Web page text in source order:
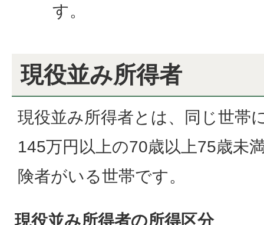
す。
現役並み所得者
現役並み所得者とは、同じ世帯
145万円以上の70歳以上75歳未
険者がいる世帯です。
現役並み所得者の所得区分